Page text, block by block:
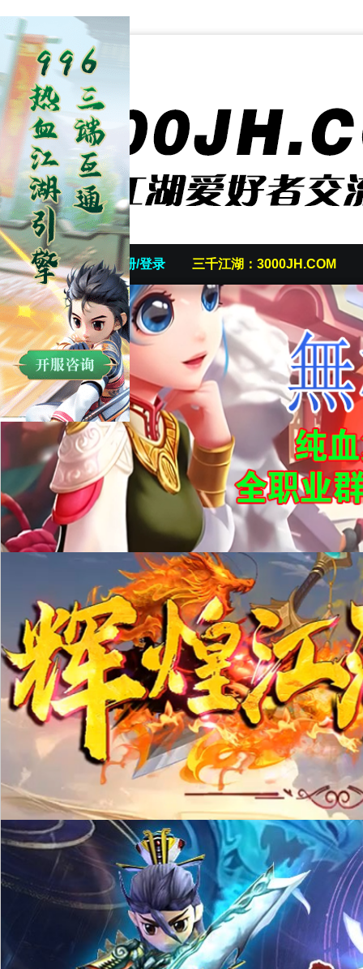
首页 发帖/注册/登录 三千江湖：3000JH.COM